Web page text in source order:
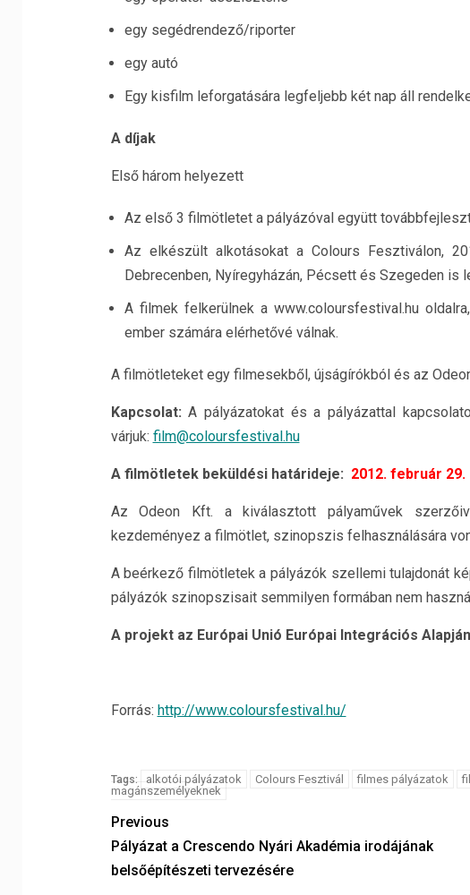
egy segédrendező/riporter
egy autó
Egy kisfilm leforgatására legfeljebb két nap áll
A díjak
Első három helyezett
Az első 3 filmötletet a pályázóval együtt
Az elkészült alkotásokat a Colours Fesztiválon,
Debrecenben, Nyíregyházán, Pécsett és Szegeden is
A filmek felkerülnek a www.coloursfestival.hu
ember számára elérhetővé válnak.
A filmötleteket egy filmesekből, újságírókból és az
Kapcsolat: A pályázatokat és a pályázattal
várjuk: film@coloursfestival.hu
A filmötletek beküldési határideje: 2012. február 29.
Az Odeon Kft. a kiválasztott pályaművek
kezdeményez a filmötlet, szinopszis felhasználására
A beérkező filmötletek a pályázók szellemi tulajdonát
pályázók szinopszisait semmilyen formában nem
A projekt az Európai Unió Európai Integrációs
Forrás: http://www.coloursfestival.hu/
Tags: alkotói pályázatok Colours Fesztivál filmes pályázatok
magánszemélyeknek
Previous
Pályázat a Crescendo Nyári Akadémia irodájának
belsőépítészeti tervezésére